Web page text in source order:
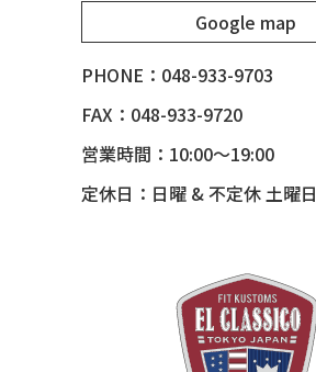
51 MERCURY *ART MORRISON
53 CHEVY BEL-AIR
55 BUICK ROADMASTER
55 CHEVY HANDYMAN WAGON
56 BUICK SPECIAL * 565 *
Google map
PHONE：048-933-9703
FAX：048-933-9720
営業時間：10:00～19:00
定休日：日曜 & 不定休 土曜日